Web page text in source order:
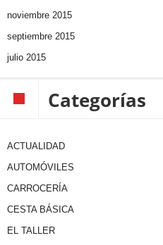
noviembre 2015
septiembre 2015
julio 2015
Categorías
ACTUALIDAD
AUTOMÓVILES
CARROCERÍA
CESTA BÁSICA
EL TALLER